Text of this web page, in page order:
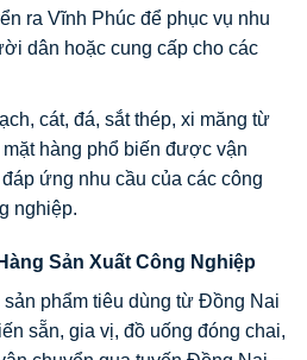
ra Vĩnh Phúc để phục vụ nhu
dân hoặc cung cấp cho các
cát, đá, sắt thép, xi măng từ
hàng phổ biến được vận
ứng nhu cầu của các công
nghiệp.
Sản Xuất Công Nghiệp
sản phẩm tiêu dùng từ Đồng Nai
sẵn, gia vị, đồ uống đóng chai,